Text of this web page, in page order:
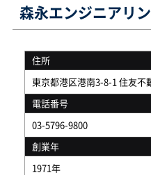
森永エンジニアリ
住所
東京都港区港南3-8-1 住友不
電話番号
03-5796-9800
創業年
1971年